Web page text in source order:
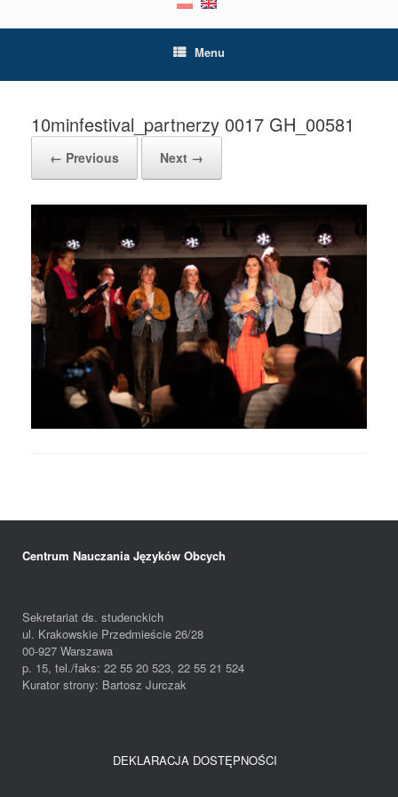
Menu
10minfestival_partnerzy 0017 GH_00581
← Previous Next →
Centrum Nauczania Języków Obcych
Sekretariat ds. studenckich
ul. Krakowskie Przedmieście 26/28
00-927 Warszawa
p. 15, tel./faks: 22 55 20 523, 22 55 21 524
Kurator strony: Bartosz Jurczak
DEKLARACJA DOSTĘPNOŚCI